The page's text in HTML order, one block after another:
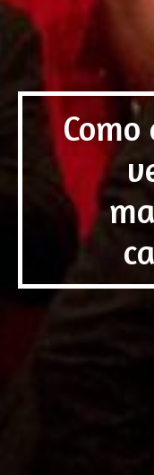
Como